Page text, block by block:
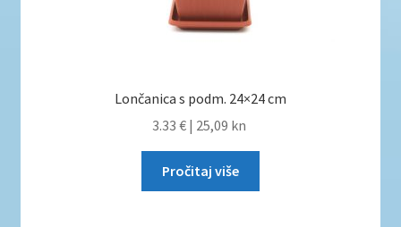
Lončanica s podm. 24×24 cm
3.33 € | 25,09 kn
Pročitaj više